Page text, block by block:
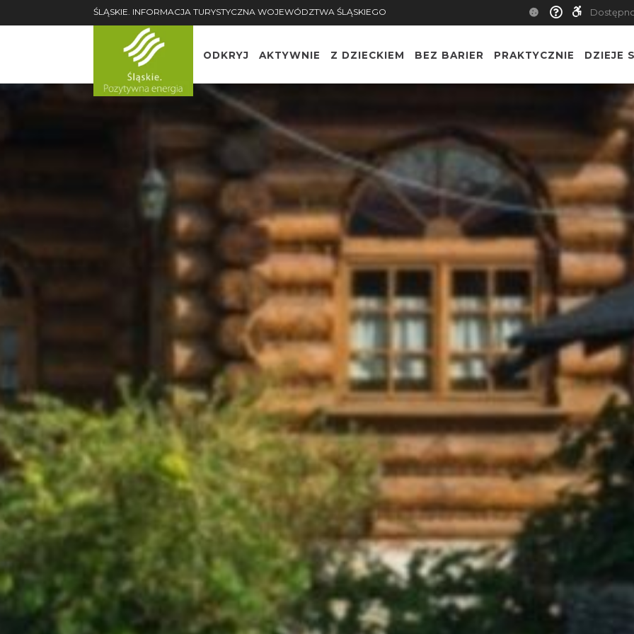
ŚLĄSKIE. INFORMACJA TURYSTYCZNA WOJEWÓDZTWA ŚLĄSKIEGO
ODKRYJ AKTYWNIE Z DZIECKIEM BEZ BARIER PRAKTYCZNIE DZIEJE